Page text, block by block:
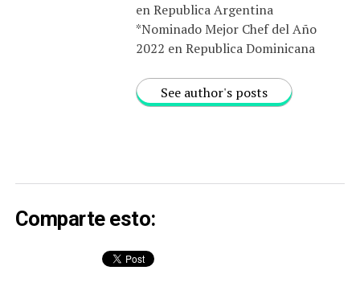
en Republica Argentina
*Nominado Mejor Chef del Año
2022 en Republica Dominicana
See author's posts
Comparte esto: